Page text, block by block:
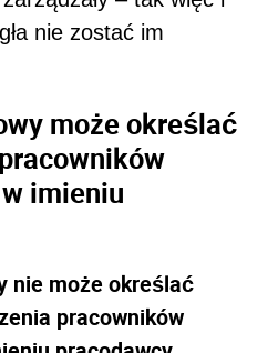
nie zostać im
może określać
imieniu
nie może określać
pracowników